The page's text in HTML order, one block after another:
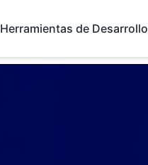
Herramientas de Desarrollo